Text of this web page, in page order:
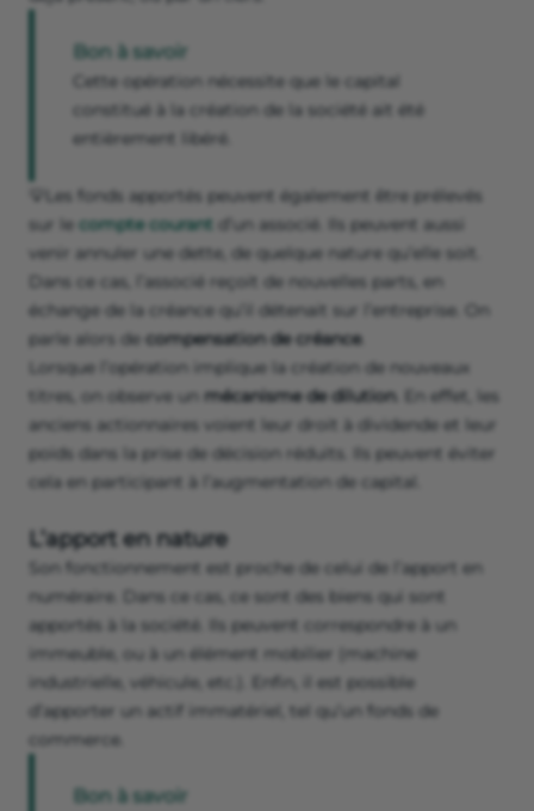
Bon à savoir
Cette opération nécessite que le capital
constitué à la création de la société ait été
entièrement libéré.
💡Les fonds apportés peuvent également être prélevés
sur le compte courant d’un associé. Ils peuvent aussi
venir annuler une dette, de quelque nature qu’elle soit.
Dans ce cas, l’associé reçoit de nouvelles parts, en
échange de la créance qu’il détenait sur l’entreprise. On
parle alors de compensation de créance.
Lorsque l’opération implique la création de nouveaux
titres, on observe un mécanisme de dilution. En effet, les
anciens actionnaires voient leur droit à dividende et leur
poids dans la prise de décision réduits. Ils peuvent éviter
cela en participant à l’augmentation de capital.
L’apport en nature
Son fonctionnement est proche de celui de l’apport en
numéraire. Dans ce cas, ce sont des biens qui sont
apportés à la société. Ils peuvent correspondre à un
immeuble, ou à un élément mobilier (machine
industrielle, véhicule, etc.). Enfin, il est possible
d’apporter un actif immatériel, tel qu’un fonds de
commerce.
Bon à savoir